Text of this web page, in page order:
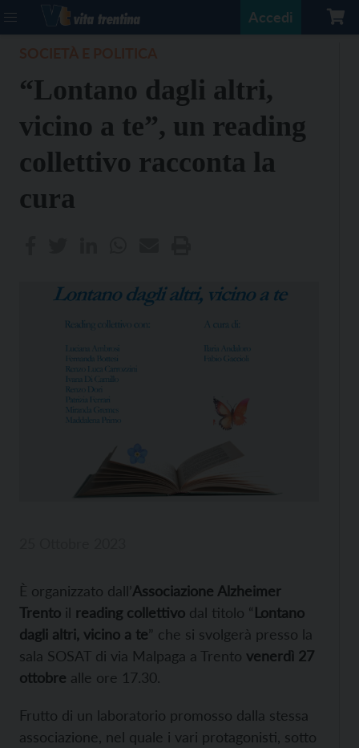
Accedi
“Lontano dagli altri,
vicino a te”, un reading
collettivo racconta la
cura
È organizzato dall’Associazione Alzheimer
Trento il reading collettivo dal titolo “Lontano
dagli altri, vicino a te” che si svolgerà presso la
sala SOSAT di via Malpaga a Trento venerdì 27
ottobre alle ore 17.30.
Frutto di un laboratorio promosso dalla stessa
associazione, nel quale i vari protagonisti, sotto